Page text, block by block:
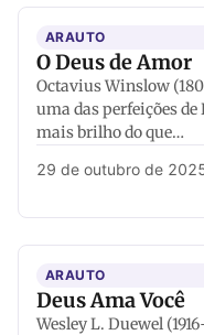
ARAUTO
O Deus de Amor
Octavius Winslow
uma das perfeições de
mais brilho do que…
29 de outubro de
ARAUTO
Deus Ama Você
Wesley L. Duewel